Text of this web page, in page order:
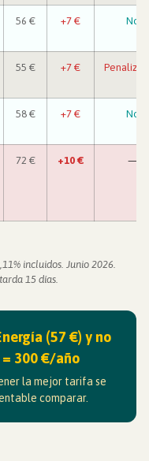
56 € +7 € No
55 € +7 €
58 € +7 € No
72 € +10 € —
incluidos. Junio 2026.
15 días.
(57 €) y no
= 300 €/año
la mejor tarifa se
comparar.